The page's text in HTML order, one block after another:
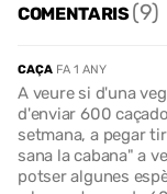
COMENTARIS(9)
CAÇA FA 1 ANY
A veure si d'una
d'enviar 600
setmana, a pegar
sana la cabana" a
potser algunes